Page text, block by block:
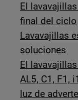
El
final del ciclo
Lavavajillas
soluciones
El
AL5, C1, F1,
luz de